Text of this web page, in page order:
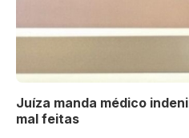
Juíza manda médico
mal feitas